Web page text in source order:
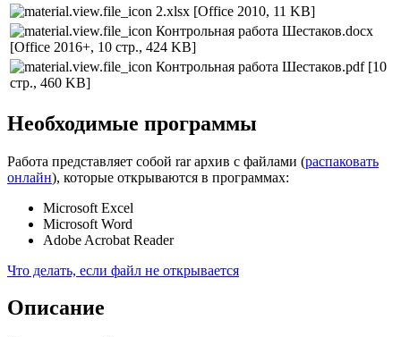
2.xlsx [Office 2010, 11 KB]
Контрольная работа Шестаков.docx
[Office 2016+, 10 стр., 424 KB]
Контрольная работа Шестаков.pdf [10
стр., 460 KB]
Необходимые программы
Работа представляет собой rar архив с файлами (распаковать
онлайн), которые открываются в программах:
Microsoft Excel
Microsoft Word
Adobe Acrobat Reader
Что делать, если файл не открывается
Описание